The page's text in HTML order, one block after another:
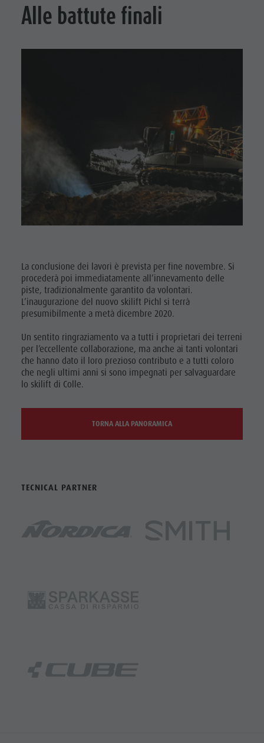
Alle battute finali
La conclusione dei lavori è prevista per fine novembre. Si
procederà poi immediatamente all’innevamento delle
piste, tradizionalmente garantito da volontari.
L’inaugurazione del nuovo skilift Pichl si terrà
presumibilmente a metà dicembre 2020.
Un sentito ringraziamento va a tutti i proprietari dei terreni
per l’eccellente collaborazione, ma anche ai tanti volontari
che hanno dato il loro prezioso contributo e a tutti coloro
che negli ultimi anni si sono impegnati per salvaguardare
lo skilift di Colle.
TORNA ALLA PANORAMICA
TECNICAL PARTNER